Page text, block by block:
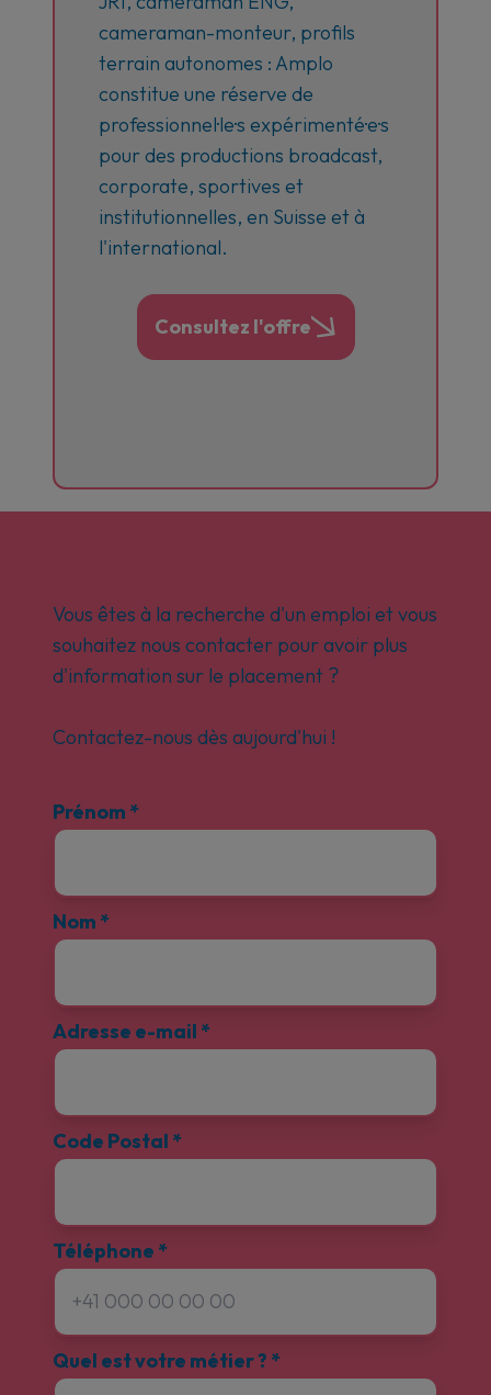
cameraman-monteur, profils
terrain autonomes : Amplo
constitue une réserve de
professionnel·le·s expérimenté·e·s
pour des productions broadcast,
corporate, sportives et
institutionnelles, en Suisse et à
l'international.
Consultez l'offre
Vous êtes à la recherche d'un emploi et vous
souhaitez nous contacter pour avoir plus
d'information sur le placement ?
Contactez-nous dès aujourd'hui !
Prénom *
Nom *
Adresse e-mail *
Code Postal *
Téléphone *
Quel est votre métier ? *